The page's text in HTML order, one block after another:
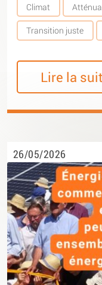
Climat
Transition juste
Lire la
26/05/2026